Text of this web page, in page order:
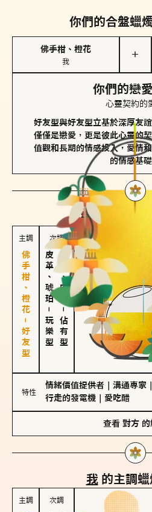
你們的合盤蠟
佛手柑、橙花
我
＋
你們的戀
心靈契約的
好友型與好友型立基於深厚友
僅僅是戀愛，更是彼此心靈的
值觀和長期的情感投入，愛情
的情感基礎
對方 的主調
主調
佛手柑、橙花－好友型
次調
皮革、琥珀
－
玩樂型
胡椒、肉桂
－
佔有型
特性
情緒價值提供者 溝通專家
行走的發電機
愛吃醋
查看 對方 的
我 的主調
主調 次調